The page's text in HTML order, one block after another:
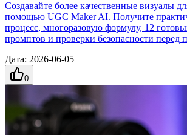
Создавайте более качественные визуалы
помощью UGC Maker AI. Получите
процесс, многоразовую формулу, 12
промптов и проверки безопасности перед
Дата: 2026-06-05
0